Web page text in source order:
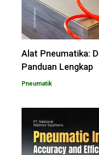
Alat Pneumatika:
Panduan Lengkap
Pneumatik